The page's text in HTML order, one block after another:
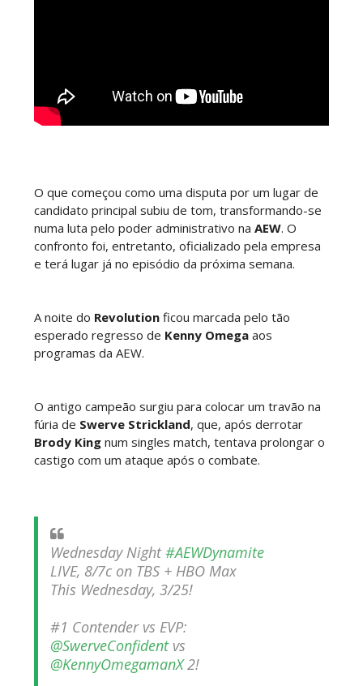
Throwback: Bret "The Hitman" Hart vs. Mr.
Perfect: SummerSlam 1991 - Intercontinental
Championship Match
Unknown-Jul 26 2026
AEW Collision 25 JULY 2026
WWE Friday Night Smackdown 24 July 2026
TNA iMPACT Wrestling 23 July 2026
Unknown- Jul 24 2026
AEW Dynamite 22JUL26
Unknown-Jul 23 2026
WWE NXT 21 JULY 2026
Unknown-Jul 22 2026
O que começou como uma disputa por um lugar de
candidato principal subiu de tom, transformando-se
numa luta pelo poder administrativo na AEW. O
confronto foi, entretanto, oficializado pela empresa
e terá lugar já no episódio da próxima semana.
A noite do Revolutionficou marcada pelo tão
esperado regresso de Kenny Omegaaos
programas da AEW.
O antigo campeão surgiu para colocar um travão na
fúria de Swerve Strickland, que, após derrotar
Brody Kingnum singles match, tentava prolongar o
castigo com um ataque após o combate.
Wednesday Night#AEWDynamite
LIVE, 8/7c on TBS + HBO Max
This Wednesday, 3/25!
#1 Contender vs EVP:
@SwerveConfidentvs
@KennyOmegamanX2!